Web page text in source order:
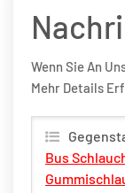
Wenn Sie An
Mehr Details
Möglich
Bus